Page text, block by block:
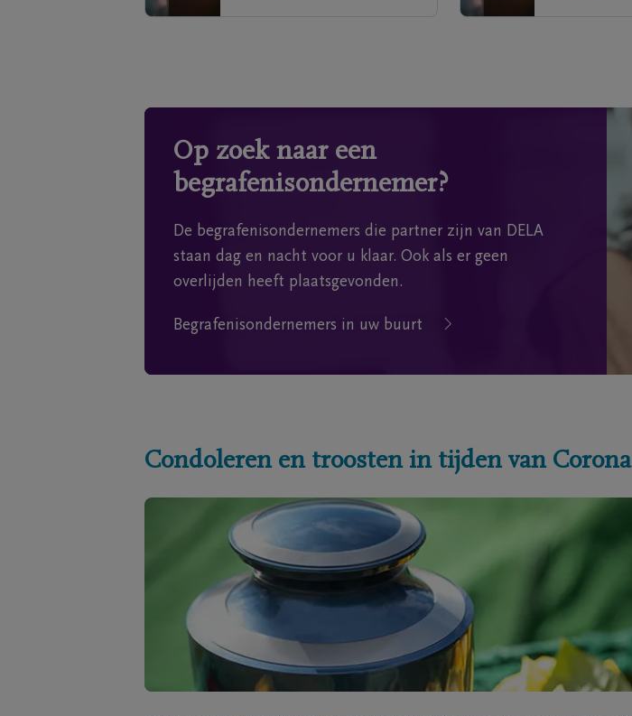
Op zoek naar een
begrafenisondernemer?
De begrafenisondernemers die partner zijn van DELA
staan dag en nacht voor u klaar. Ook als er geen
overlijden heeft plaatsgevonden.
Begrafenisondernemers in uw buurt
Condoleren en troosten in tijden van Corona